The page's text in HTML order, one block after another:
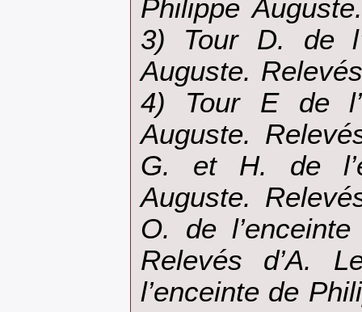
Philippe
3) Tour D. de
Auguste.
4) Tour E de
Auguste.
G. et H. de
Auguste.
O. de
Relevés d’A.
l’enceinte de